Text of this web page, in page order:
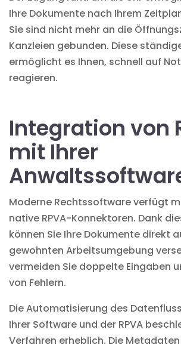
Ihre Dokumente nach Ihrem
Sie sind nicht mehr an die
Kanzleien gebunden. Diese
ermöglicht es Ihnen, schnell auf
reagieren.
Integration von
mit Ihrer
Moderne Rechtssoftwareverfügt
native RPVA-Konnektoren. Dank
können Sie Ihre Dokumente direkt
gewohnten Arbeitsumgebung
vermeiden Sie doppelte Eingaben
von Fehlern.
Die Automatisierung des
Ihrer Software und der RPVA
Verfahren erheblich. Die